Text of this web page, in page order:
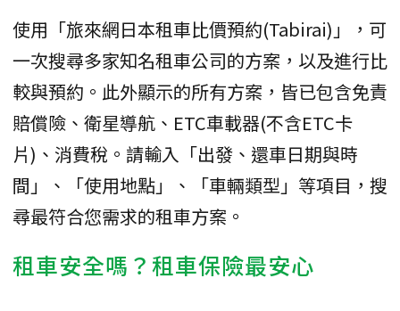
使用「旅來網日本租車比價預約(Tabirai)」，可
一次搜尋多家知名租車公司的方案，以及進行比
較與預約。此外顯示的所有方案，皆已包含免責
賠償險、衛星導航、ETC車載器(不含ETC卡
片)、消費稅。請輸入「出發、還車日期與時
間」、「使用地點」、「車輛類型」等項目，搜
尋最符合您需求的租車方案。
租車安全嗎？租車保險最安心